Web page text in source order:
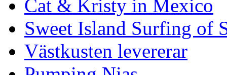
Cat & Kristy in Mexico
Sweet Island Surfing of
Västkusten levererar